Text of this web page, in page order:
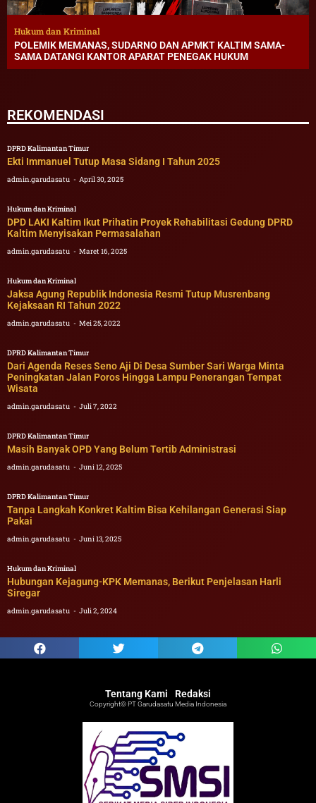
Hukum dan Kriminal
POLEMIK MEMANAS, SUDARNO DAN APMKT KALTIM SAMA-
SAMA DATANGI KANTOR APARAT PENEGAK HUKUM
REKOMENDASI
DPRD Kalimantan Timur
Ekti Immanuel Tutup Masa Sidang I Tahun 2025
admin.garudasatu April 30, 2025
Hukum dan Kriminal
DPD LAKI Kaltim Ikut Prihatin Proyek Rehabilitasi Gedung DPRD
Kaltim Menyisakan Permasalahan
admin.garudasatu Maret 16, 2025
Hukum dan Kriminal
Jaksa Agung Republik Indonesia Resmi Tutup Musrenbang
Kejaksaan RI Tahun 2022
admin.garudasatu Mei 25, 2022
DPRD Kalimantan Timur
Dari Agenda Reses Seno Aji Di Desa Sumber Sari Warga Minta
Peningkatan Jalan Poros Hingga Lampu Penerangan Tempat
Wisata
admin.garudasatu Juli 7, 2022
DPRD Kalimantan Timur
Masih Banyak OPD Yang Belum Tertib Administrasi
admin.garudasatu Juni 12, 2025
DPRD Kalimantan Timur
Tanpa Langkah Konkret Kaltim Bisa Kehilangan Generasi Siap
Pakai
admin.garudasatu Juni 13, 2025
Hukum dan Kriminal
Hubungan Kejagung-KPK Memanas, Berikut Penjelasan Harli
Siregar
admin.garudasatu Juli 2, 2024
Tentang Kami Redaksi
Copyright© PT Garudasatu Media Indonesia